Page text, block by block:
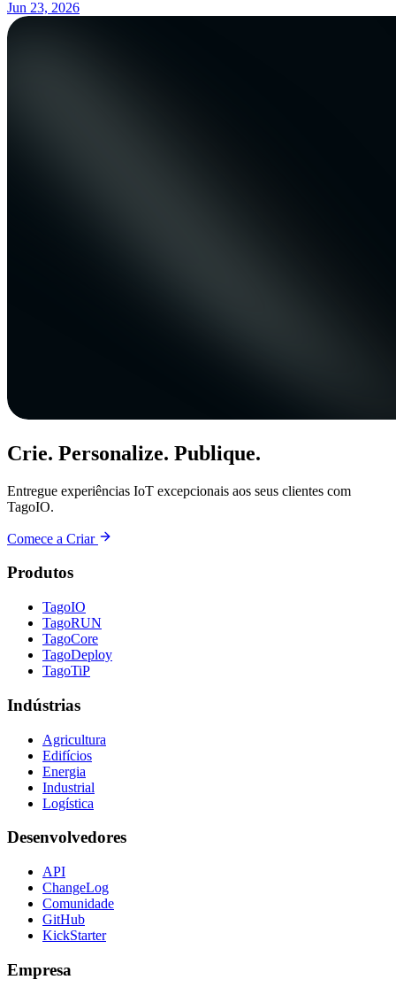
Jun 23, 2026
Crie. Personalize. Publique.
Entregue experiências IoT excepcionais aos seus clientes com
TagoIO.
Comece a Criar
Produtos
TagoIO
TagoRUN
TagoCore
TagoDeploy
TagoTiP
Indústrias
Agricultura
Edifícios
Energia
Industrial
Logística
Desenvolvedores
API
ChangeLog
Comunidade
GitHub
KickStarter
Empresa